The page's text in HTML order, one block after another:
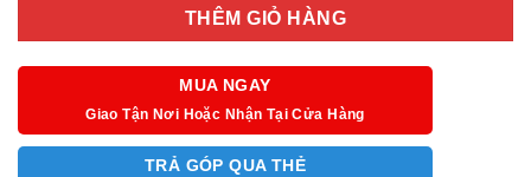
THÊM GIỎ HÀNG
MUA NGAY
Giao Tận Nơi Hoặc Nhận Tại Cửa Hàng
TRẢ GÓP QUA THẺ